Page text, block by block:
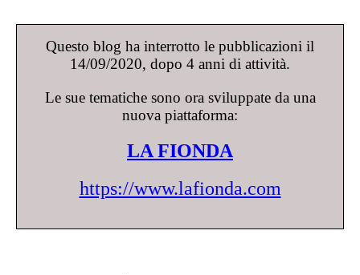
Questo blog ha interrotto le pubblicazioni il
14/09/2020, dopo 4 anni di attività.
Le sue tematiche sono ora sviluppate da una
nuova piattaforma:
LA FIONDA
https://www.lafionda.com